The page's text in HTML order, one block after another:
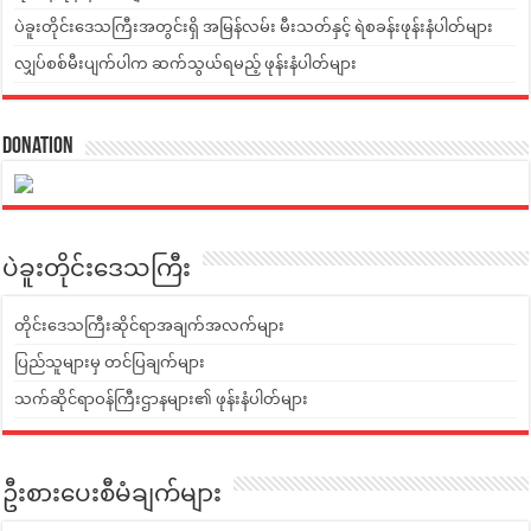
ပဲခူးတိုင်းဒေသကြီးအတွင်းရှိ အမြန်လမ်း မီးသတ်နှင့် ရဲစခန်းဖုန်းနံပါတ်များ
လျှပ်စစ်မီးပျက်ပါက ဆက်သွယ်ရမည့် ဖုန်းနံပါတ်များ
Donation
ပဲခူးတိုင်းဒေသကြီး
တိုင်းဒေသကြီးဆိုင်ရာအချက်အလက်များ
ပြည်သူများမှ တင်ပြချက်များ
သက်ဆိုင်ရာဝန်ကြီးဌာနများ၏ ဖုန်းနံပါတ်များ
ဦးစားပေးစီမံချက်များ